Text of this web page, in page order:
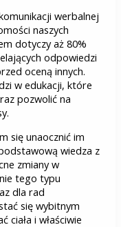
werbalnej
naszych
dotyczy aż 80%
odpowiedzi
oceną innych.
w edukacji, które
pozwolić na
się unaocznić im
wiedza z
zmiany w
tego typu
dla rad
się wybitnym
ciała i właściwie